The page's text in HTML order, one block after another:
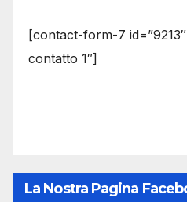
[contact-form-7
contatto 1″]
La Nostra Pagina